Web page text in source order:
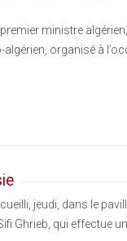
ministre
organisé à
jeudi, dans le
Ghrieb, qui effectue